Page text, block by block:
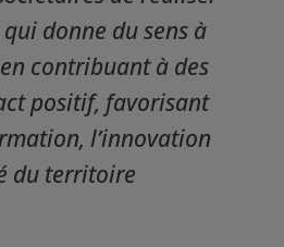
donne du sens à
contribuant à des
positif, favorisant
l’innovation
du territoire